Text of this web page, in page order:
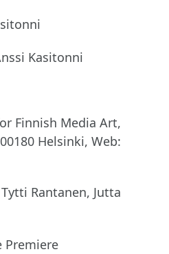
Kasitonni
Finnish Media Art,
Helsinki, Web:
Rantanen, Jutta
Premiere